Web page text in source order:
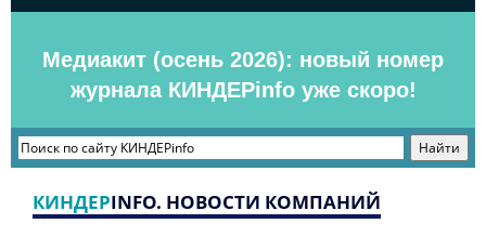
Медиакит (осень 2026): новый номер
журнала КИНДЕРinfo уже скоро!
КИНДЕРINFO. НОВОСТИ КОМПАНИЙ